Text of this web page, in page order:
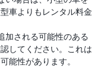
車よりもレンタル料金
加される可能性のある
してください。これは
能性があります。